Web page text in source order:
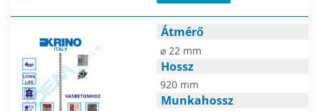
Átmérő
⌀ 22 mm
Hossz
920 mm
Munkahossz